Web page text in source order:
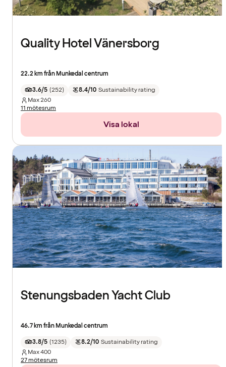
Quality Hotel Vänersborg
22.2 km från Munkedal centrum
3.6/5 (252) 8.4/10 Sustainability rating
Max260
11 mötesrum
Visa lokal
Stenungsbaden Yacht Club
46.7 km från Munkedal centrum
3.8/5 (1235) 8.2/10 Sustainability rating
Max400
27 mötesrum